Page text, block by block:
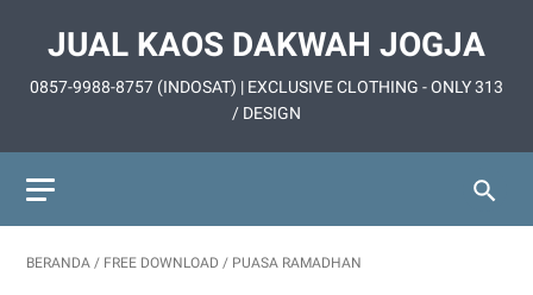
JUAL KAOS DAKWAH JOGJA
0857-9988-8757 (INDOSAT) | EXCLUSIVE CLOTHING - ONLY 313
/ DESIGN
BERANDA / FREE DOWNLOAD / PUASA RAMADHAN